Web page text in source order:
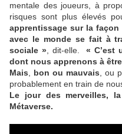
mentale des joueurs, à
risques sont plus élevés
apprentissage sur la façon
avec le monde se fait à
sociale », dit-elle.« C’est
dont nous apprenons à
Mais
bon ou mauvais , ou
probablement en train de
Le jour des merveilles,
Métaverse.